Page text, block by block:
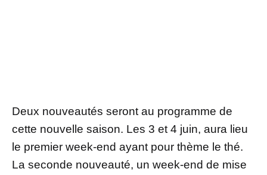
Deux nouveautés seront au programme de
cette nouvelle saison. Les 3 et 4 juin, aura lieu
le premier week-end ayant pour thème le thé.
La seconde nouveauté, un week-end de mise